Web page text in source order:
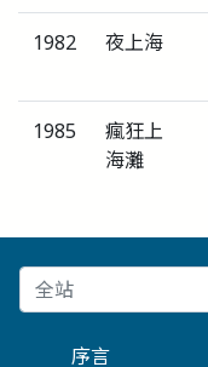
1982 夜上海
1985
瘋狂上
海灘
序言